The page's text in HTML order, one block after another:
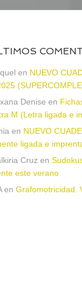
en NUEVO
Denise en
M (Letra ligada e
en NUEVO
ligada e
Cruz en
este verano
en Grafomotricidad.